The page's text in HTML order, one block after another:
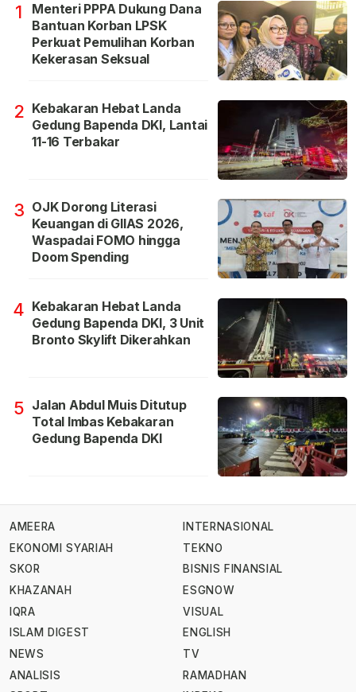
1
Menteri PPPA Dukung Dana
Bantuan Korban LPSK
Perkuat Pemulihan Korban
Kekerasan Seksual
2 Kebakaran Hebat Landa
Gedung Bapenda DKI, Lantai
11-16 Terbakar
3 OJK Dorong Literasi
Keuangan di GIIAS 2026,
Waspadai FOMO hingga
Doom Spending
4 Kebakaran Hebat Landa
Gedung Bapenda DKI, 3 Unit
Bronto Skylift Dikerahkan
5 Jalan Abdul Muis Ditutup
Total Imbas Kebakaran
Gedung Bapenda DKI
AMEERA
EKONOMI SYARIAH
SKOR
KHAZANAH
IQRA
ISLAM DIGEST
NEWS
ANALISIS
INTERNASIONAL
TEKNO
BISNIS FINANSIAL
ESGNOW
VISUAL
ENGLISH
TV
RAMADHAN